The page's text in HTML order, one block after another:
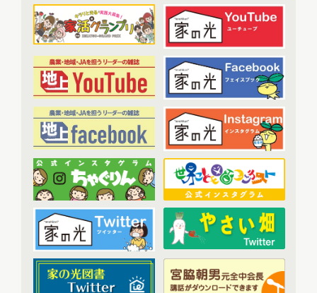
2023年1月配信(6)
2023年2月配信(7)
2023年3月配信(6)
2023年4月配信(6)
2023年5月配信
(6)
2023年6月配信(5)
2023年7月配信(6)
2023年8月配信 (6)
2023年10月配信(6)
2023年11月配信(6)
2023年12月配信(6)
2024年配信(70)
2024年1月配信
2024年2月配信(7)
農業・食料ほんとうの話(52)
わたしと協同組合(3)
開催報告(38)
あなたの声をお寄せください (1)
その他(1)
アーカイブ(7)
現代に語り継ぐ賀川豊彦とハル (6)
トップ対談アーカイブ(1)